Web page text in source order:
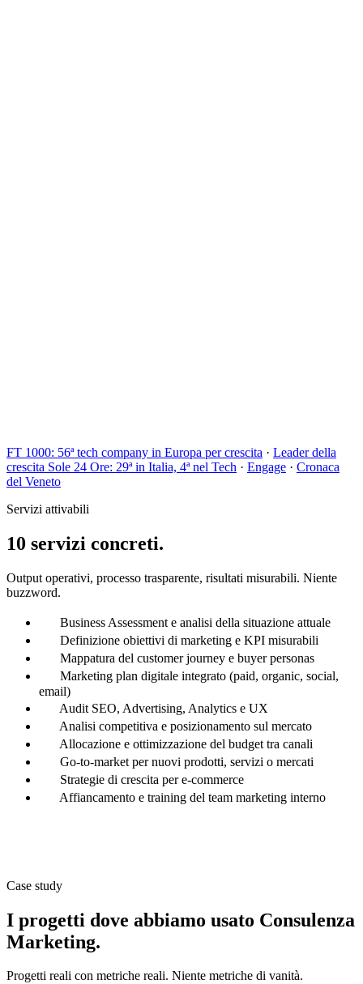
FT 1000: 56ª tech company in Europa per crescita · Leader della
crescita Sole 24 Ore: 29ª in Italia, 4ª nel Tech · Engage · Cronaca
del Veneto
Servizi attivabili
10 servizi concreti.
Output operativi, processo trasparente, risultati misurabili. Niente
buzzword.
Business Assessment e analisi della situazione attuale
Definizione obiettivi di marketing e KPI misurabili
Mappatura del customer journey e buyer personas
Marketing plan digitale integrato (paid, organic, social,
email)
Audit SEO, Advertising, Analytics e UX
Analisi competitiva e posizionamento sul mercato
Allocazione e ottimizzazione del budget tra canali
Go-to-market per nuovi prodotti, servizi o mercati
Strategie di crescita per e-commerce
Affiancamento e training del team marketing interno
Case study
I progetti dove abbiamo usato Consulenza
Marketing.
Progetti reali con metriche reali. Niente metriche di vanità.